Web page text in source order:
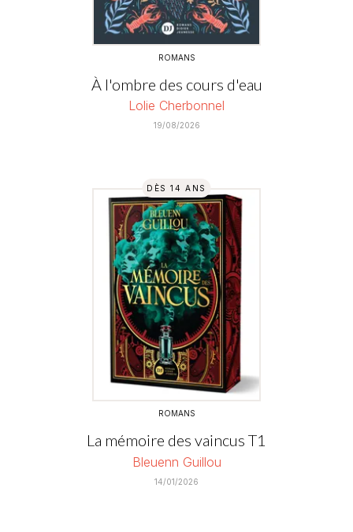
ROMANS
À l'ombre des cours d'eau
Lolie Cherbonnel
19/08/2026
DÈS 14 ANS
ROMANS
La mémoire des vaincus T1
Bleuenn Guillou
14/01/2026